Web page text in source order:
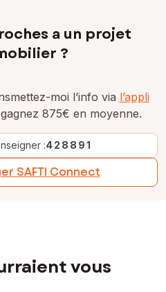
a un projet
?
moi l’info via l’appli
875€ en moyenne.
:428891
SAFTI Connect
vous